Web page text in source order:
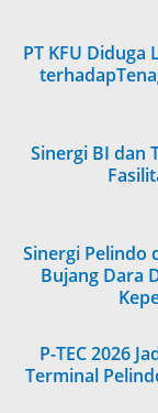
PT KFU
Sinergi BI dan
Sinergi Pelindo
Bujang Dara
P-TEC 2026
Terminal